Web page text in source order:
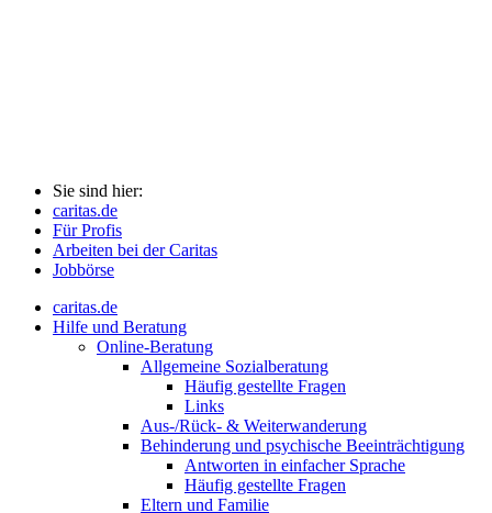
Sie sind hier:
caritas.de
Für Profis
Arbeiten bei der Caritas
Jobbörse
caritas.de
Hilfe und Beratung
Online-Beratung
Allgemeine Sozialberatung
Häufig gestellte Fragen
Links
Aus-/Rück- & Weiterwanderung
Behinderung und psychische Beeinträchtigung
Antworten in einfacher Sprache
Häufig gestellte Fragen
Eltern und Familie